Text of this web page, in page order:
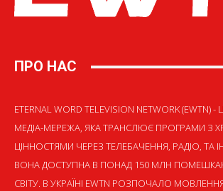
ПРО НАС
ETERNAL WORD TELEVISION NETWORK (EWTN)
МЕДІА-МЕРЕЖА, ЯКА ТРАНСЛЮЄ ПРОГРАМИ З
ЦІННОСТЯМИ ЧЕРЕЗ ТЕЛЕБАЧЕННЯ, РАДІО, ТА
ВОНА ДОСТУПНА В ПОНАД 150 МЛН
СВІТУ. В УКРАЇНІ EWTN РОЗПОЧАЛО